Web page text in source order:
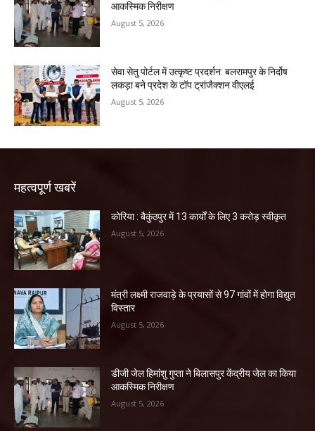
आकस्मिक निरीक्षण
August 5, 2026
सेवा सेतु पोर्टल में उत्कृष्ट प्रदर्शन: बलरामपुर के निर्दोष
लकड़ा बने प्रदेश के टॉप ट्रांजैक्शन वीएलई
August 5, 2026
महत्वपूर्ण खबरें
कोरिया : बैकुंठपुर में 13 कार्यों के लिए 3 करोड़ स्वीकृत
August 5, 2026
मंत्री लक्ष्मी राजवाड़े के प्रयासों से 97 गांवों में होगा विद्युत
विस्तार
August 5, 2026
डीजी जेल हिमांशु गुप्ता ने बिलासपुर केंद्रीय जेल का किया
आकस्मिक निरीक्षण
August 5, 2026